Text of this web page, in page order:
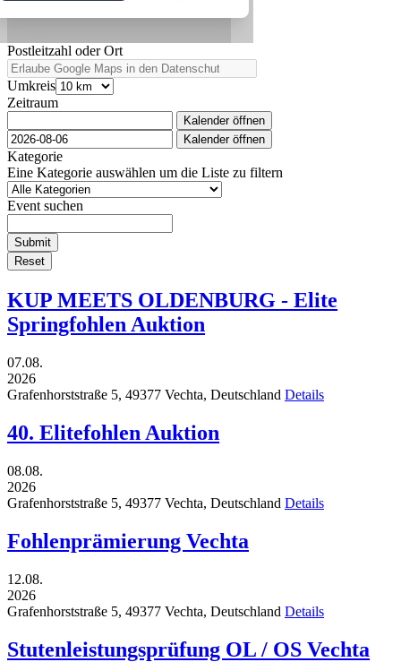
Postleitzahl oder Ort
Umkreis
Zeitraum
Kalender öffnen
Kalender öffnen
Kategorie
Eine Kategorie auswählen um die Liste zu filtern
Event suchen
Submit
Reset
KUP MEETS OLDENBURG - Elite
Springfohlen Auktion
07.08.
2026
Grafenhorststraße 5, 49377 Vechta, Deutschland Details
40. Elitefohlen Auktion
08.08.
2026
Grafenhorststraße 5, 49377 Vechta, Deutschland Details
Fohlenprämierung Vechta
12.08.
2026
Grafenhorststraße 5, 49377 Vechta, Deutschland Details
Stutenleistungsprüfung OL / OS Vechta